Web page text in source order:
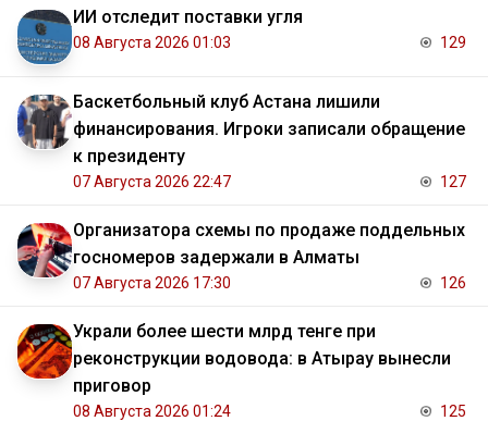
ИИ отследит поставки угля
08 Августа 2026 01:03 129
Баскетбольный клуб Астана лишили
финансирования. Игроки записали обращение
к президенту
07 Августа 2026 22:47 127
Организатора схемы по продаже поддельных
госномеров задержали в Алматы
07 Августа 2026 17:30 126
Украли более шести млрд тенге при
реконструкции водовода: в Атырау вынесли
приговор
08 Августа 2026 01:24 125